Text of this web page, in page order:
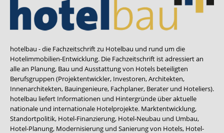
hotelbau - die Fachzeitschrift zu Hotelbau und rund um die
Hotelimmobilien-Entwicklung. Die Fachzeitschrift ist adressiert an
alle an Planung, Bau und Ausstattung von Hotels beteiligten
Berufsgruppen (Projektentwickler, Investoren, Architekten,
Innenarchitekten, Bauingenieure, Fachplaner, Berater und Hoteliers).
hotelbau liefert Informationen und Hintergründe über aktuelle
nationale und internationale Hotelprojekte. Marktentwicklung,
Standortpolitik, Hotel-Finanzierung, Hotel-Neubau und Umbau,
Hotel-Planung, Modernisierung und Sanierung von Hotels, Hotel-